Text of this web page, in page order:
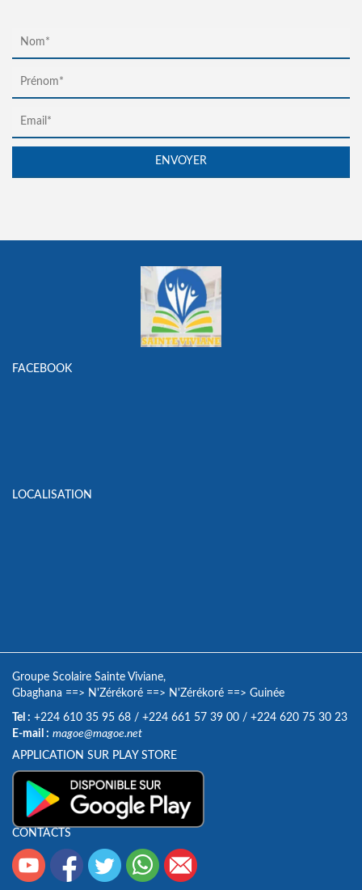
FACEBOOK
LOCALISATION
Groupe Scolaire Sainte Viviane,
Gbaghana ==> N'Zérékoré ==> N'Zérékoré ==> Guinée
Tel : +224 610 35 95 68 / +224 661 57 39 00 / +224 620 75 30 23
E-mail : magoe@magoe.net
APPLICATION SUR PLAY STORE
CONTACTS